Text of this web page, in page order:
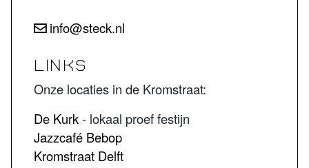
info@steck.nl
LINKS
Onze locaties in de Kromstraat:
De Kurk- lokaal proef festijn
Jazzcafé Bebop
Kromstraat Delft